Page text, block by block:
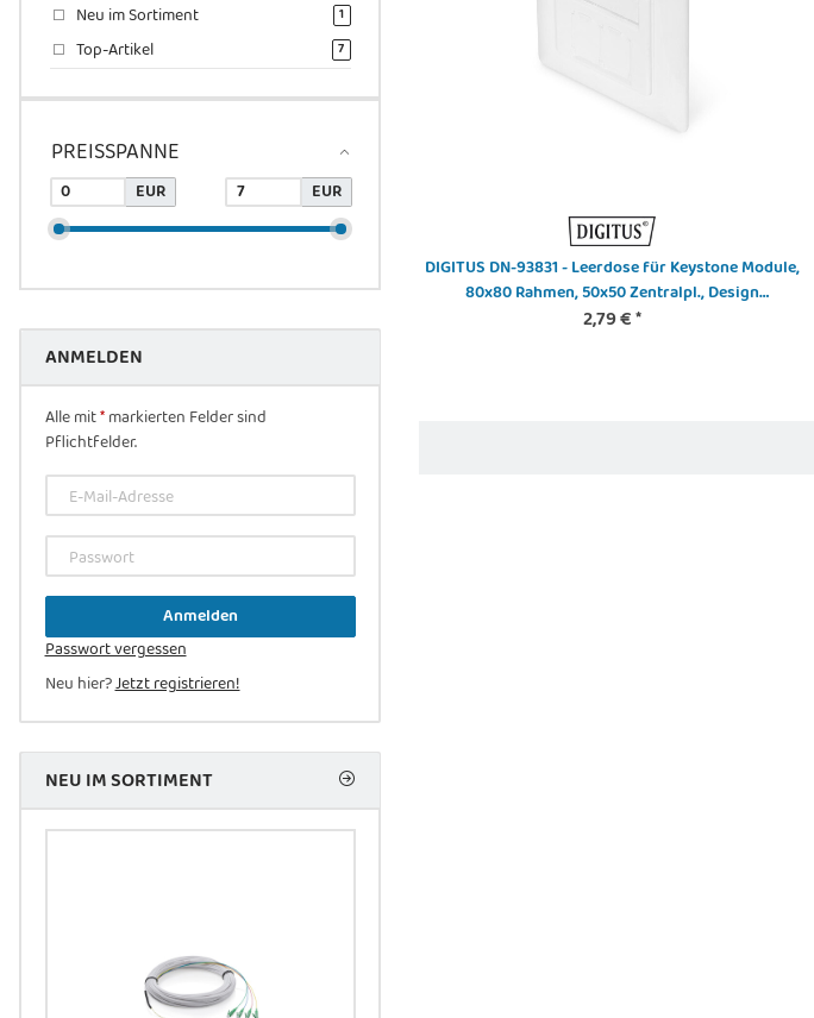
DIGITUS DN-93831 - Leerdose für Keystone Module,
80x80 Rahmen, 50x50 Zentralpl., Design
Kompatibel
2,79 €*
Neu im Sortiment 1Artikel gefunden
Top-Artikel 7Artikel gefunden
PREISSPANNE
EUR EUR
ANMELDEN
Alle mit*markierten Felder sind
Pflichtfelder.
E-Mail-Adresse
Passwort
Anmelden
Passwort vergessen
Neu hier?Jetzt registrieren!
NEU IM SORTIMENT